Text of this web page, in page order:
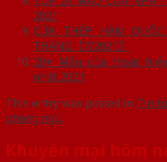
2021
CỬA THÉP HÀN
THÁNG【7/2021】
20+ Mẫu cửa thoát
nhất 2021
This entry was posted in Tin
phòng ngủ.
Khuyến mại hôm